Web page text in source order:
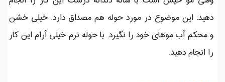
دهید. این موضوع در مورد حوله هم مصداق دارد. خیلی خشن
و محکم آب موهای خود را نگیرد. با حوله نرم خیلی آرام این کار
را انجام دهید.